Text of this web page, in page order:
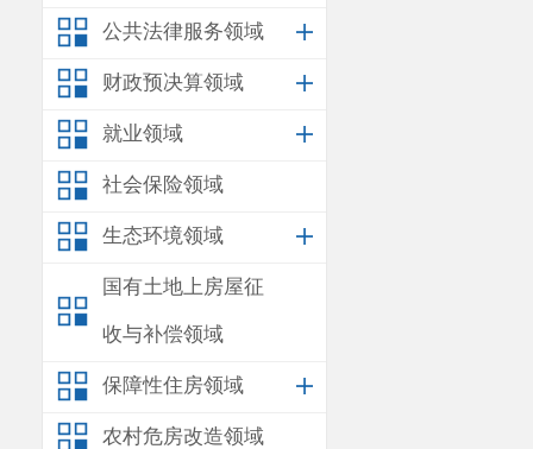
公共法律服务领域
财政预决算领域
就业领域
社会保险领域
生态环境领域
国有土地上房屋征
收与补偿领域
保障性住房领域
农村危房改造领域